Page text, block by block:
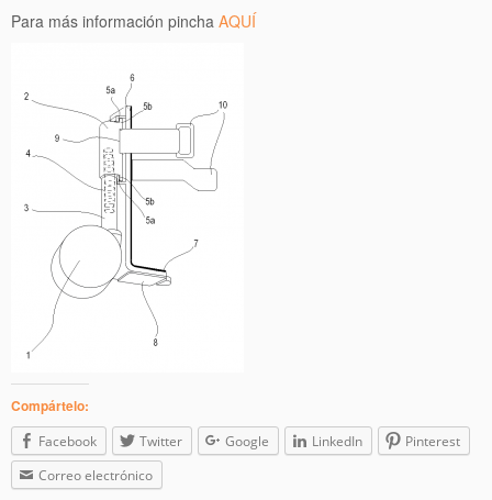
Para más información pincha AQUÍ
Compártelo:
Facebook Twitter Google LinkedIn
Pinterest
Correo electrónico